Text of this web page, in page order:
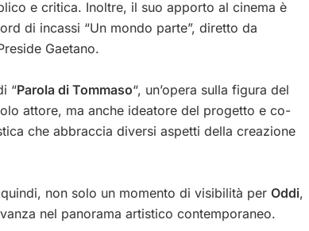
e critica. Inoltre, il suo apporto al cinema è
di incassi “Un mondo parte”, diretto da
Gaetano.
“Parola di Tommaso“, un’opera sulla figura del
attore, ma anche ideatore del progetto e co-
che abbraccia diversi aspetti della creazione
non solo un momento di visibilità per Oddi,
nel panorama artistico contemporaneo.